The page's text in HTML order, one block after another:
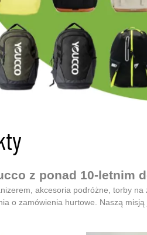
z ponad 10-letnim
akcesoria podróżne, torby
o zamówienia hurtowe. Naszą misją